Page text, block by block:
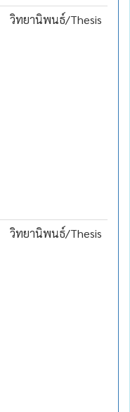
วิทยานิพนธ์/Thesis
วิทยานิพนธ์/Thesis